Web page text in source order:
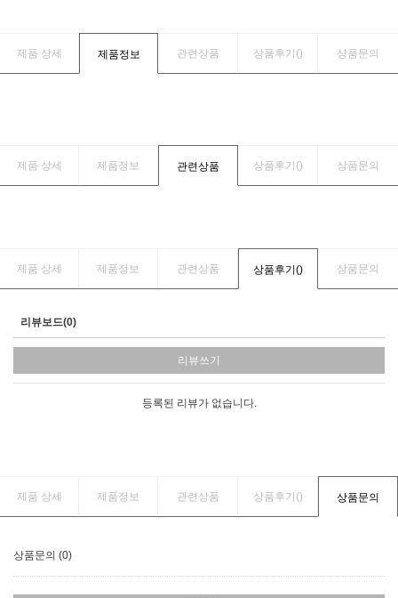
제품 상세 제품정보 관련상품 상품후기() 상품문의
제품 상세 제품정보 관련상품 상품후기() 상품문의
제품 상세 제품정보 관련상품 상품후기() 상품문의
리뷰보드(0)
리뷰쓰기
등록된 리뷰가 없습니다.
제품 상세 제품정보 관련상품 상품후기() 상품문의
상품문의 (0)